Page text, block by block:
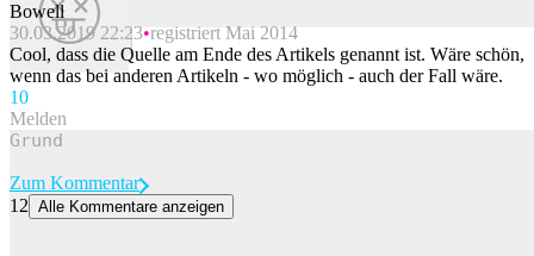
Beitrag melden
Bowell
30.03.2019 22:23 registriert Mai 2014
Cool, dass die Quelle am Ende des Artikels genannt ist. Wäre schön,
wenn das bei anderen Artikeln - wo möglich - auch der Fall wäre.
10
Melden
Zum Kommentar
12 Alle Kommentare anzeigen